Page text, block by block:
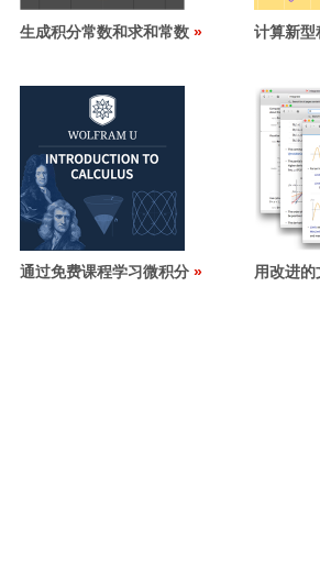
生成积分常数和求和常数 计算新型
通过免费课程学习微积分 用改进